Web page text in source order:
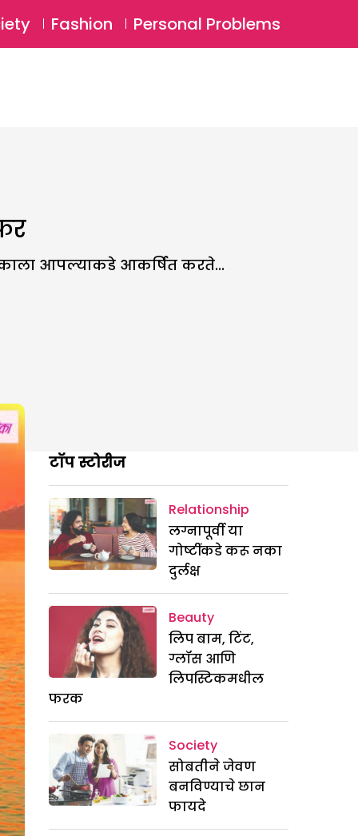
Login ⚲
Fashion Personal Problems
आपल्याकडे आकर्षित करते...
टॉप स्टोरीज
Relationship
लग्नापूर्वी या
गोष्टींकडे करू नका
दुर्लक्ष
Beauty
लिप बाम, टिंट,
ग्लॉस आणि
लिपस्टिकमधील
फरक
Society
सोबतीने जेवण
बनविण्याचे छान
फायदे